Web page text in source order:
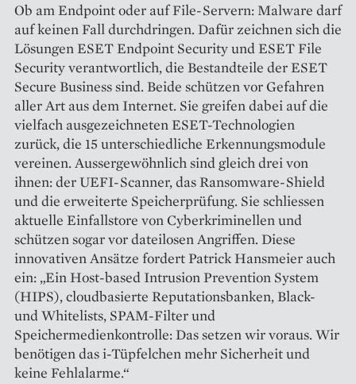
Ob am Endpoint oder auf File-Servern: Malware darf
auf keinen Fall durchdringen. Dafür zeichnen sich die
Lösungen ESET Endpoint Security und ESET File
Security verantwortlich, die Bestandteile der ESET
Secure Business sind. Beide schützen vor Gefahren
aller Art aus dem Internet. Sie greifen dabei auf die
vielfach ausgezeichneten ESET-Technologien
zurück, die 15 unterschiedliche Erkennungsmodule
vereinen. Aussergewöhnlich sind gleich drei von
ihnen: der UEFI-Scanner, das Ransomware-Shield
und die erweiterte Speicherprüfung. Sie schliessen
aktuelle Einfallstore von Cyberkriminellen und
schützen sogar vor dateilosen Angriffen. Diese
innovativen Ansätze fordert Patrick Hansmeier auch
ein: „Ein Host-based Intrusion Prevention System
(HIPS), cloudbasierte Reputationsbanken, Black-
und Whitelists, SPAM-Filter und
Speichermedienkontrolle: Das setzen wir voraus. Wir
benötigen das i-Tüpfelchen mehr Sicherheit und
keine Fehlalarme.“